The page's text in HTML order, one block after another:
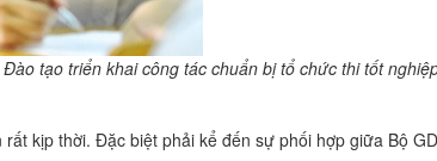
tạo triển khai công tác chuẩn bị tổ chức thi tốt
kịp thời. Đặc biệt phải kể đến sự phối hợp giữa Bộ